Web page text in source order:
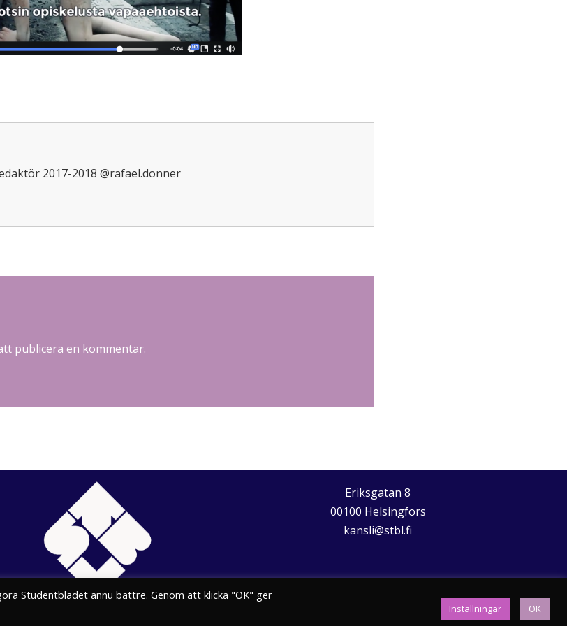
2017-2018 @rafael.donner
publicera en kommentar.
Eriksgatan 8
00100 Helsingfors
kansli@stbl.fi
Studentbladet ännu bättre. Genom att klicka "OK" ger
Inställningar OK